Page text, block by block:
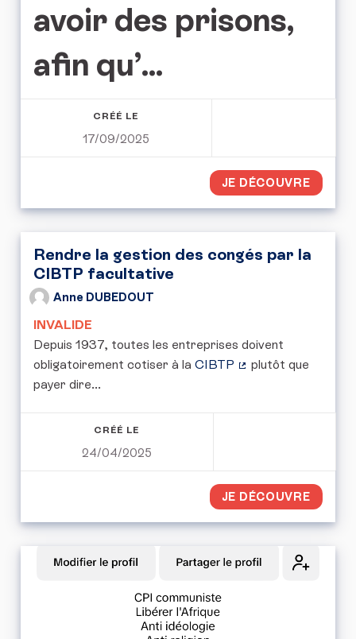
avoir des prisons,
afin qu’...
CRÉÉ LE
17/09/2025
JE DÉCOUVRE
Rendre la gestion des congés par la
CIBTP facultative
Anne DUBEDOUT
INVALIDE
Depuis 1937, toutes les entreprises doivent
obligatoirement cotiser à la CIBTP
plutôt que
payer dire...
CRÉÉ LE
24/04/2025
JE DÉCOUVRE